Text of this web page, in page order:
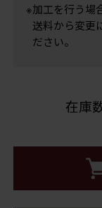
※加工を行う場
送料から変更
ださい。
在庫